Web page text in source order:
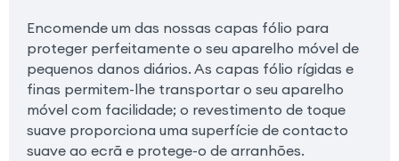
Encomende um das nossas capas fólio para
proteger perfeitamente o seu aparelho móvel de
pequenos danos diários. As capas fólio rígidas e
finas permitem-lhe transportar o seu aparelho
móvel com facilidade; o revestimento de toque
suave proporciona uma superfície de contacto
suave ao ecrã e protege-o de arranhões.